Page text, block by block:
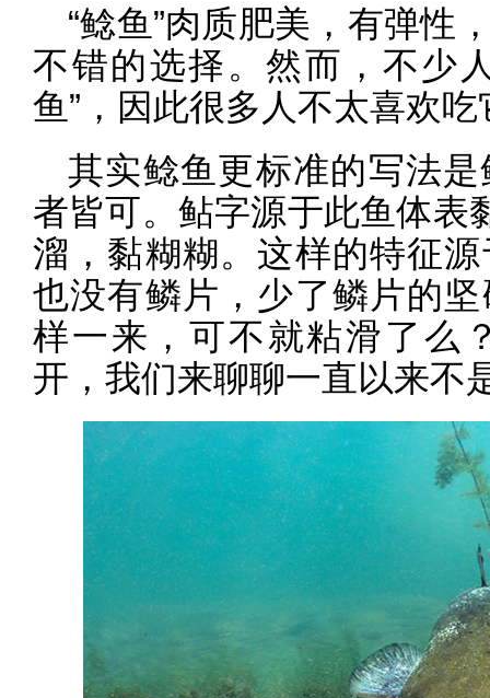
“鲶鱼”肉质肥美，有弹性
不错的选择。然而，不少
鱼”，因此很多人不太喜欢吃
其实鲶鱼更标准的写法
者皆可。鲇字源于此鱼体表
溜，黏糊糊。这样的特征
也没有鳞片，少了鳞片的
样一来，可不就粘滑了么
开，我们来聊聊一直以来不